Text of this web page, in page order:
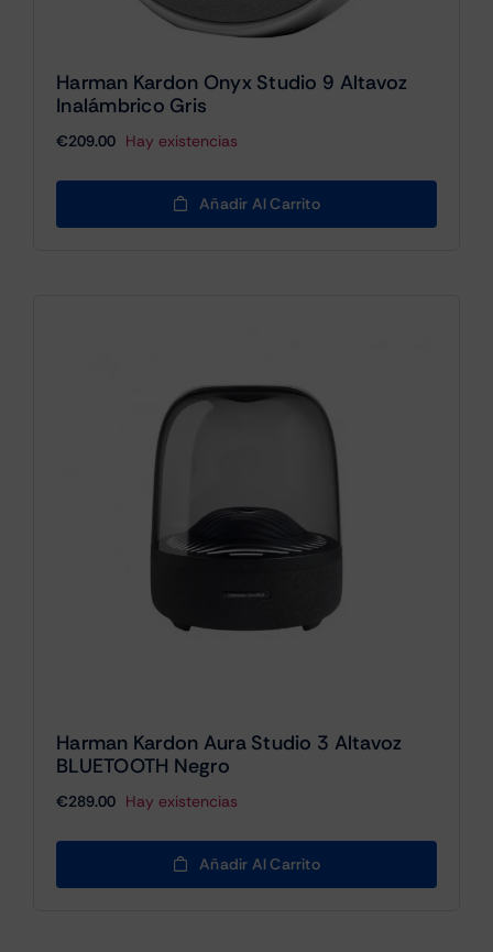
Harman Kardon Onyx Studio 9 Altavoz
Inalámbrico Gris
€209.00 Hay existencias
Añadir Al Carrito
Harman Kardon Aura Studio 3 Altavoz
BLUETOOTH Negro
€289.00 Hay existencias
Añadir Al Carrito